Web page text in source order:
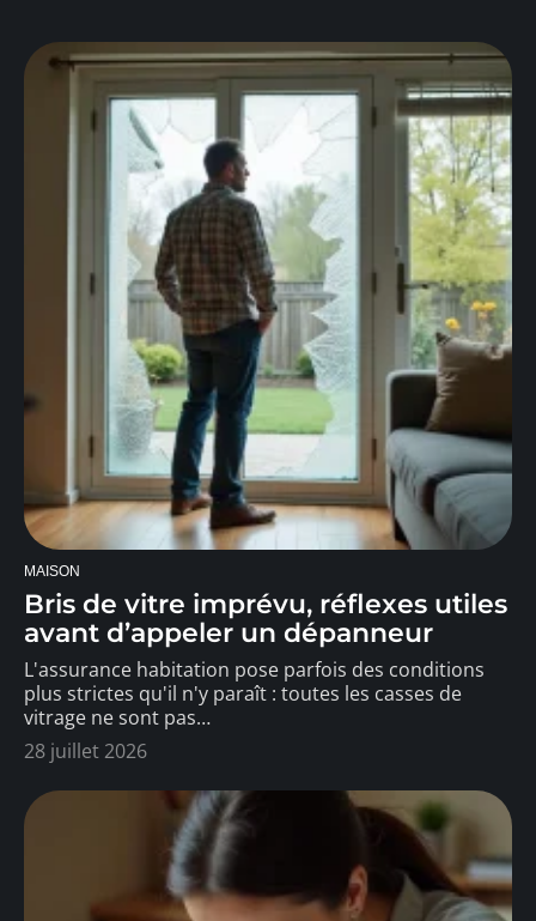
MAISON
Bris de vitre imprévu, réflexes utiles
avant d’appeler un dépanneur
L'assurance habitation pose parfois des conditions
plus strictes qu'il n'y paraît : toutes les casses de
vitrage ne sont pas…
28 juillet 2026